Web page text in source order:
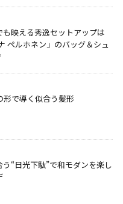
も映える秀逸セットアップは
ペルホネン」のバッグ＆シュ
で導く似合う髪形
う“日光下駄”で和モダンを楽し